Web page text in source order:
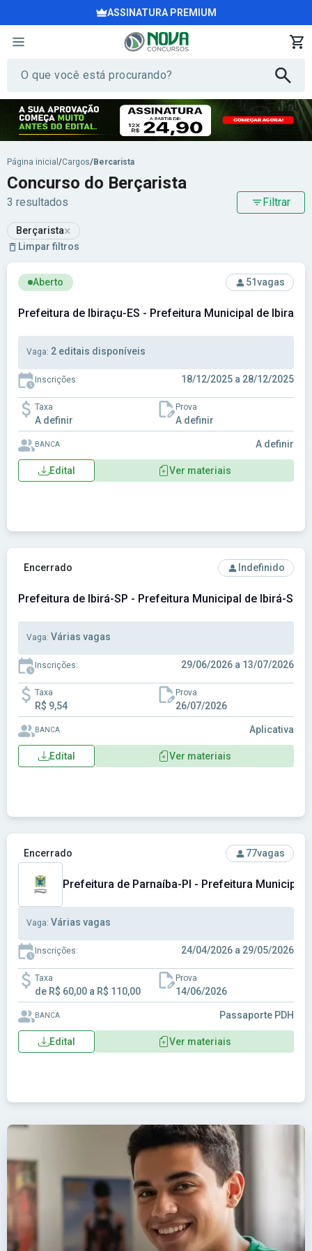
ASSINATURA PREMIUM
Página inicial /Cargos/Bercarista
Concurso do Berçarista
3 resultados Filtrar
Berçarista×
Limpar filtros
Ver concurso: Prefeitura de Ibiraçu-ES - Prefeitura
Aberto 51vagas
Prefeitura de Ibiraçu-ES - Prefeitura Municipal de Ibiraçu-
Vaga: 2 editais disponíveis
Inscrições: 18/12/2025 a 28/12/2025
Taxa
A definir
Prova
A definir
BANCA A definir
Edital Ver materiais
Ver concurso: Prefeitura de Ibirá-SP - Prefeitura Municipal
Encerrado Indefinido
Prefeitura de Ibirá-SP - Prefeitura Municipal de Ibirá-SP
Vaga: Várias vagas
Inscrições: 29/06/2026 a 13/07/2026
Taxa
R$ 9,54
Prova
26/07/2026
BANCA Aplicativa
Edital Ver materiais
Ver concurso: Prefeitura de Parnaíba-PI - Prefeitura
Encerrado 77vagas
Prefeitura de Parnaíba-PI - Prefeitura Municipal
Vaga: Várias vagas
Inscrições: 24/04/2026 a 29/05/2026
Taxa
de R$ 60,00 a R$ 110,00
Prova
14/06/2026
BANCA Passaporte PDH
Edital Ver materiais